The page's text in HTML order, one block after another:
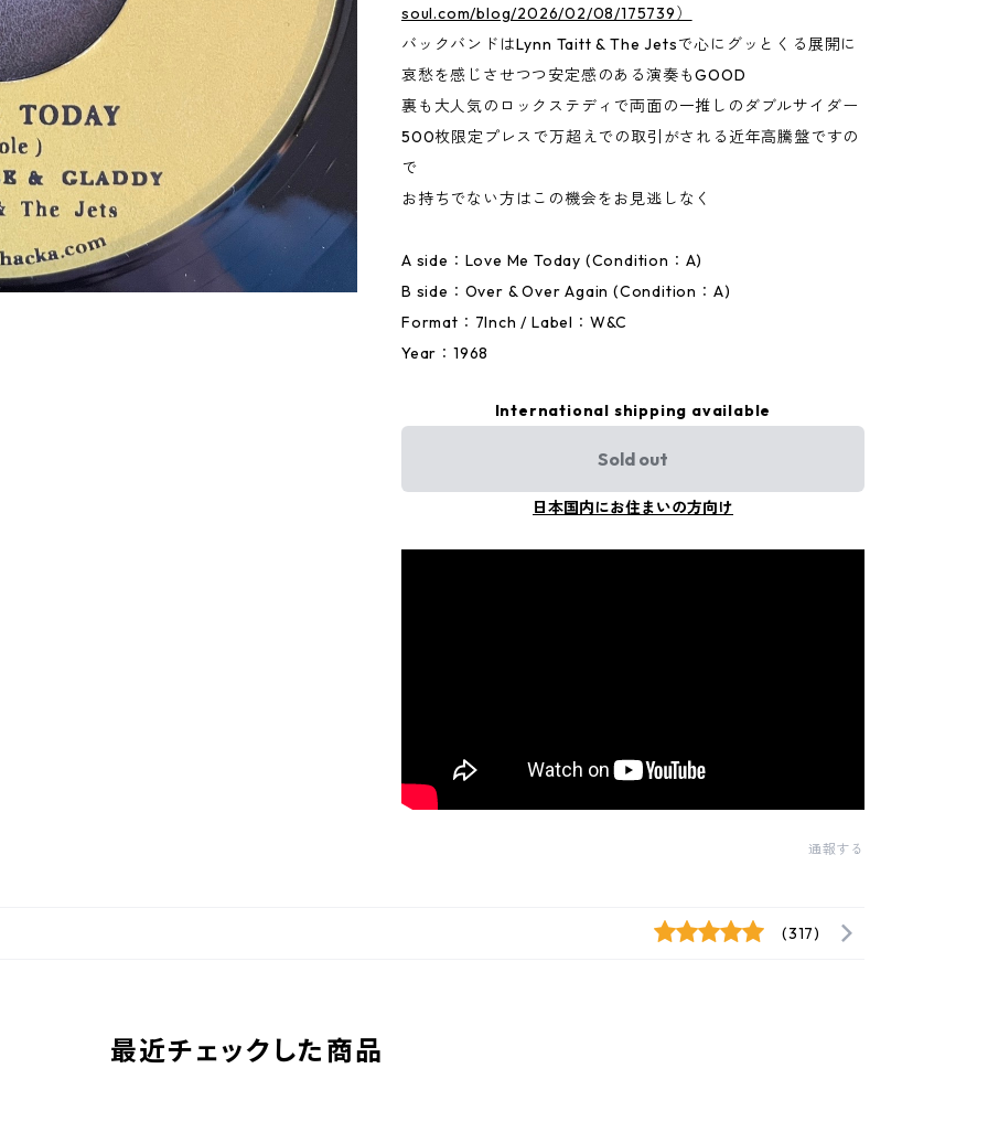
soul.com/blog/2026/02/08/175739）
バックバンドはLynn Taitt & The Jetsで心にグッとくる展開に
哀愁を感じさせつつ安定感のある演奏もGOOD
裏も大人気のロックステディで両面の一推しのダブルサイダー
500枚限定プレスで万超えでの取引がされる近年高騰盤ですの
で
お持ちでない方はこの機会をお見逃しなく
A side：Love Me Today (Condition：A)
B side：Over & Over Again (Condition：A)
Format：7Inch / Label：W&C
Year：1968
International shipping available
Sold out
日本国内にお住まいの方向け
通報する
(317)
最近チェックした商品